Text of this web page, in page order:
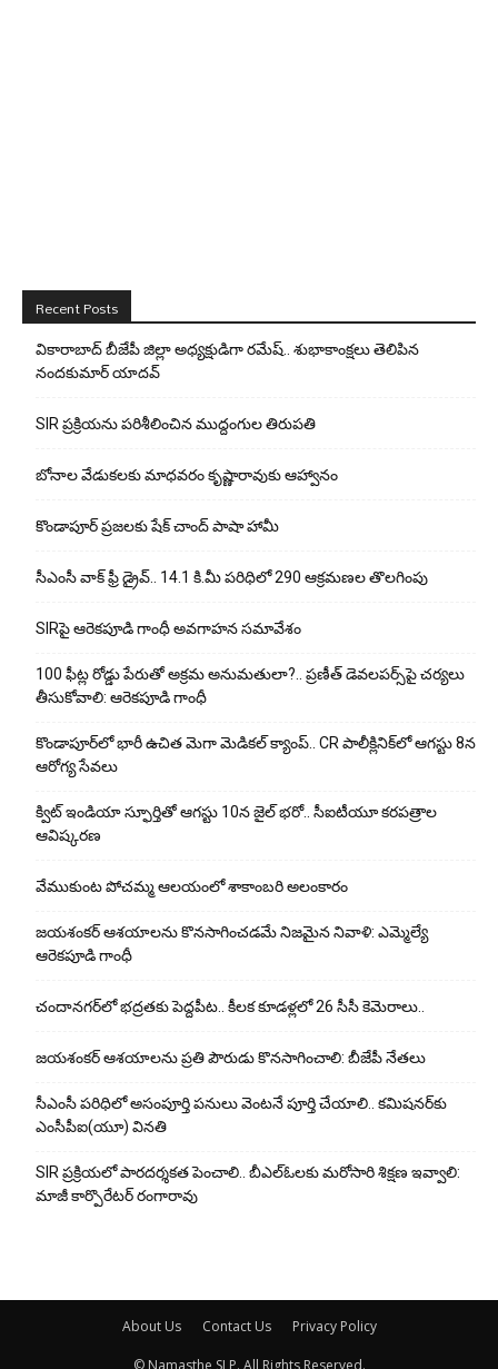
Recent Posts
వికారాబాద్ బీజేపీ జిల్లా అధ్యక్షుడిగా రమేష్‌.. శుభాకాంక్షలు తెలిపిన
నందకుమార్ యాదవ్
SIR ప్రక్రియను పరిశీలించిన ముద్దంగుల తిరుపతి
బోనాల వేడుకలకు మాధవరం కృష్ణారావుకు ఆహ్వానం
కొండాపూర్ ప్రజలకు షేక్ చాంద్ పాషా హామీ
సీఎంసీ వాక్ ఫ్రీ డ్రైవ్.. 14.1 కి.మీ పరిధిలో 290 ఆక్రమణల తొలగింపు
SIRపై ఆరెకపూడి గాంధీ అవగాహన సమావేశం
100 ఫీట్ల రోడ్డు పేరుతో అక్రమ అనుమతులా?.. ప్రణీత్ డెవలపర్స్‌పై చర్యలు
తీసుకోవాలి: ఆరెకపూడి గాంధీ
కొండాపూర్‌లో భారీ ఉచిత మెగా మెడికల్ క్యాంప్.. CR పాలీక్లినిక్‌లో ఆగస్టు 8న
ఆరోగ్య సేవలు
క్విట్ ఇండియా స్ఫూర్తితో ఆగస్టు 10న జైల్ భరో.. సీఐటీయూ కరపత్రాల
ఆవిష్కరణ
వేముకుంట పోచమ్మ ఆలయంలో శాకాంబరి అలంకారం
జయశంకర్ ఆశయాలను కొనసాగించడమే నిజమైన నివాళి: ఎమ్మెల్యే
ఆరెక‌పూడి గాంధీ
చందానగర్‌లో భద్రతకు పెద్దపీట.. కీలక కూడళ్లలో 26 సీసీ కెమెరాలు..
జయశంకర్ ఆశయాలను ప్రతి పౌరుడు కొనసాగించాలి: బీజేపీ నేతలు
సీఎంసీ పరిధిలో అసంపూర్తి పనులు వెంటనే పూర్తి చేయాలి.. కమిషనర్‌కు
ఎంసీపీఐ(యూ) వినతి
SIR ప్రక్రియలో పారదర్శకత పెంచాలి.. బీఎల్ఓలకు మరోసారి శిక్షణ ఇవ్వాలి:
మాజీ కార్పొరేటర్ రంగారావు
About Us Contact Us Privacy Policy